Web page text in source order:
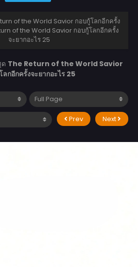
of the World Savior กอบกู้โลกอีกครั้ง
of the World Savior กอบกู้โลกอีกครั้ง
จะยากอะไร 25
The Return of the World Savior
ลกอีกครั้งจะยากอะไร 25
Prev Next